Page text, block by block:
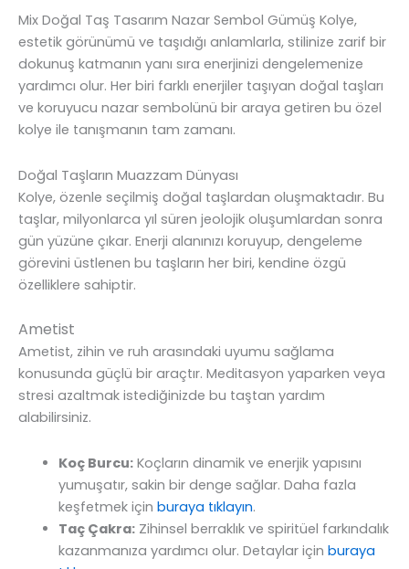
Mix Doğal Taş Tasarım Nazar Sembol Gümüş Kolye,
estetik görünümü ve taşıdığı anlamlarla, stilinize zarif bir
dokunuş katmanın yanı sıra enerjinizi dengelemenize
yardımcı olur. Her biri farklı enerjiler taşıyan doğal taşları
ve koruyucu nazar sembolünü bir araya getiren bu özel
kolye ile tanışmanın tam zamanı.
Doğal Taşların Muazzam Dünyası
Kolye, özenle seçilmiş doğal taşlardan oluşmaktadır. Bu
taşlar, milyonlarca yıl süren jeolojik oluşumlardan sonra
gün yüzüne çıkar. Enerji alanınızı koruyup, dengeleme
görevini üstlenen bu taşların her biri, kendine özgü
özelliklere sahiptir.
Ametist
Ametist, zihin ve ruh arasındaki uyumu sağlama
konusunda güçlü bir araçtır. Meditasyon yaparken veya
stresi azaltmak istediğinizde bu taştan yardım
alabilirsiniz.
Koç Burcu:Koçların dinamik ve enerjik yapısını
yumuşatır, sakin bir denge sağlar. Daha fazla
keşfetmek için buraya tıklayın.
Taç Çakra:Zihinsel berraklık ve spiritüel farkındalık
kazanmanıza yardımcı olur. Detaylar için buraya